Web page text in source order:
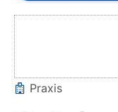
Praxis